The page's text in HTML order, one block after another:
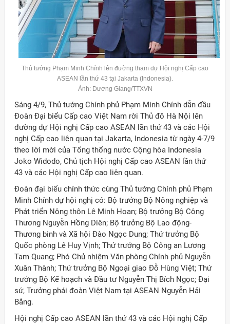
Việt Nam ở nước ngoài
Thủ tướng Phạm Minh Chính lên đường tham dự Hội nghị Cấp cao
ASEAN lần thứ 43 tại Jakarta (Indonesia).
Ảnh: Dương Giang/TTXVN
Sáng 4/9, Thủ tướng Chính phủ Phạm Minh Chính dẫn đầu
Đoàn Đại biểu Cấp cao Việt Nam rời Thủ đô Hà Nội lên
đường dự Hội nghị Cấp cao ASEAN lần thứ 43 và các Hội
nghị Cấp cao liên quan tại Jakarta, Indonesia từ ngày 4-7/9
theo lời mời của Tổng thống nước Cộng hòa Indonesia
Joko Widodo, Chủ tịch Hội nghị Cấp cao ASEAN lần thứ
43 và các Hội nghị Cấp cao liên quan.
Đoàn đại biểu chính thức cùng Thủ tướng Chính phủ Phạm
Minh Chính dự hội nghị có: Bộ trưởng Bộ Nông nghiệp và
Phát triển Nông thôn Lê Minh Hoan; Bộ trưởng Bộ Công
Thương Nguyễn Hồng Diên; Bộ trưởng Bộ Lao động-
Thương binh và Xã hội Đào Ngọc Dung; Thứ trưởng Bộ
Quốc phòng Lê Huy Vịnh; Thứ trưởng Bộ Công an Lương
Tam Quang; Phó Chủ nhiệm Văn phòng Chính phủ Nguyễn
Xuân Thành; Thứ trưởng Bộ Ngoại giao Đỗ Hùng Việt; Thứ
trưởng Bộ Kế hoạch và Đầu tư Nguyễn Thị Bích Ngọc; Đại
sứ, Trưởng phái đoàn Việt Nam tại ASEAN Nguyễn Hải
Bằng.
Hội nghị Cấp cao ASEAN lần thứ 43 và các Hội nghị Cấp